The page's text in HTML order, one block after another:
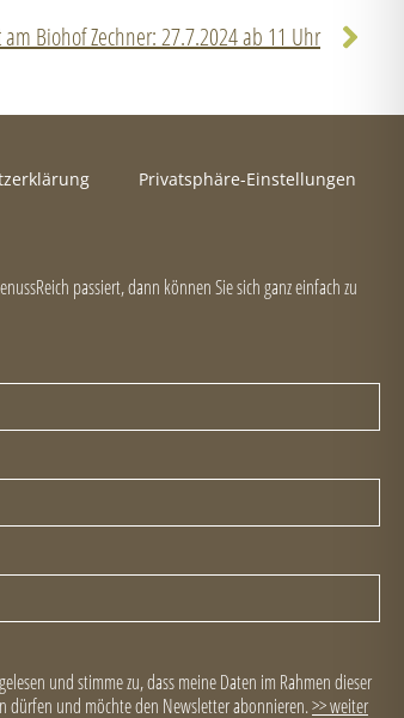
am Biohof Zechner: 27.7.2024 ab 11 Uhr
Privatsphäre-Einstellungen
passiert, dann können Sie sich ganz einfach zu
und stimme zu, dass meine Daten im Rahmen dieser
dürfen und möchte den Newsletter abonnieren.>> weiter